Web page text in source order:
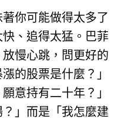
你可能做得太多了
、追得太猛。巴菲
慢心跳，問更好的
的股票是什麼？」
意持有二十年？」
」而是「我怎麼建